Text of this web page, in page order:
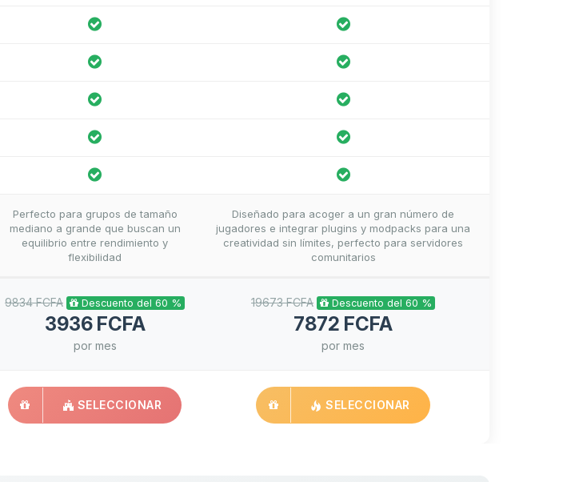
Perfecto para grupos de tamaño
mediano a grande que buscan un
equilibrio entre rendimiento y
flexibilidad
Diseñado para acoger a un gran número de
jugadores e integrar plugins y modpacks para una
creatividad sin límites, perfecto para servidores
comunitarios
9834 FCFA Descuento del 60 %
3936 FCFA
por mes
19673 FCFA Descuento del 60 %
7872 FCFA
por mes
SELECCIONAR SELECCIONAR